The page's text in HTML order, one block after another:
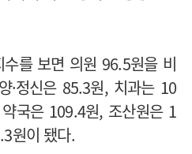
를 보면 의원 96.5원을 비
·정신은 85.3원, 치과는 10
국은 109.4원, 조산원은 1
원이 됐다.